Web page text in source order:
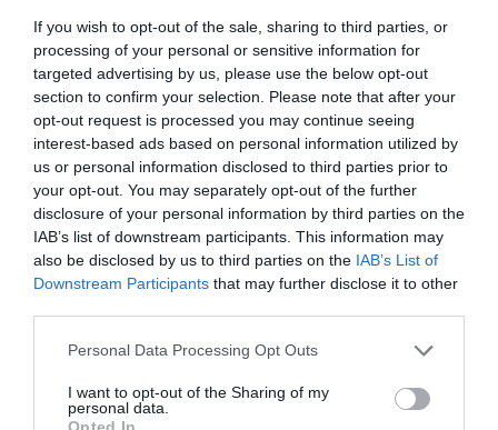
If you wish to opt-out of the sale, sharing to third parties, or
processing of your personal or sensitive information for
targeted advertising by us, please use the below opt-out
section to confirm your selection. Please note that after your
opt-out request is processed you may continue seeing
interest-based ads based on personal information utilized by
us or personal information disclosed to third parties prior to
your opt-out. You may separately opt-out of the further
disclosure of your personal information by third parties on the
IAB’s list of downstream participants. This information may
also be disclosed by us to third parties on the IAB’s List of
Downstream Participants that may further disclose it to other
Please note that this website/app uses one or more Google
not limited to your visit or usage behaviour. You may click to
grant or deny consent to Google and its third-party tags to
Personal Data Processing Opt Outs
I want to opt-out of the Sharing of my
personal data.
Opted In
Hangsúlyozták egyúttal, hogy a fenyőfa-
termelés nem környezetkárosító tevékenység,
hiszen ennek köszönhető, hogy nem az
erdőkben kell karácsonyfát vágni. Az
ültetvények ráadásul hektáronként körülbelül
10 tonna szén-dioxidot kötnek meg és
ugyanennyi oxigént termelnek. Ekkora
területre csaknem ezer fenyő ültethető, a
okozhat nehézségeket, de a termőterületek az
országrészeken, főképp a Nyugat-Dunántúlon